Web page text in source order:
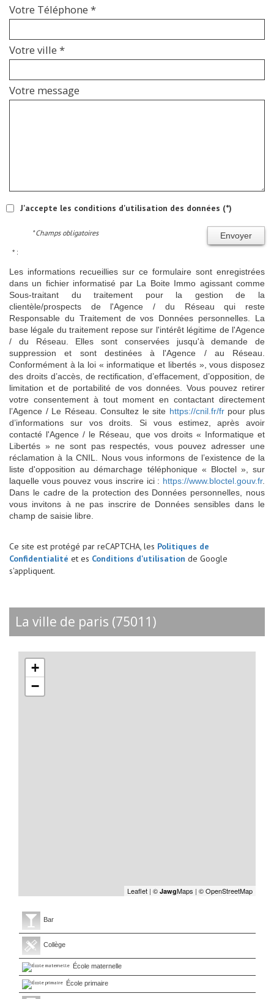
Votre Téléphone *
Votre ville *
Votre message
J'accepte les conditions d'utilisation des données (*)
Envoyer
* Champs obligatoires
* :
Les informations recueillies sur ce formulaire sont enregistrées
dans un fichier informatisé par La Boite Immo agissant comme
Sous-traitant du traitement pour la gestion de la
clientèle/prospects de l'Agence / du Réseau qui reste
Responsable du Traitement de vos Données personnelles. La
base légale du traitement repose sur l'intérêt légitime de l'Agence
/ du Réseau. Elles sont conservées jusqu'à demande de
suppression et sont destinées à l'Agence / au Réseau.
Conformément à la loi « informatique et libertés », vous disposez
des droits d’accès, de rectification, d’effacement, d’opposition, de
limitation et de portabilité de vos données. Vous pouvez retirer
votre consentement à tout moment en contactant directement
l’Agence / Le Réseau. Consultez le site https://cnil.fr/frpour plus
d’informations sur vos droits. Si vous estimez, après avoir
contacté l'Agence / le Réseau, que vos droits « Informatique et
Libertés » ne sont pas respectés, vous pouvez adresser une
réclamation à la CNIL. Nous vous informons de l’existence de la
liste d'opposition au démarchage téléphonique « Bloctel », sur
laquelle vous pouvez vous inscrire ici : https://www.bloctel.gouv.fr.
Dans le cadre de la protection des Données personnelles, nous
vous invitons à ne pas inscrire de Données sensibles dans le
champ de saisie libre.
Ce site est protégé par reCAPTCHA, les Politiques de
Confidentialité et es Conditions d'utilisation de Google
s'appliquent.
la ville de paris (75011)
+
−
Leaflet | © JawgMaps | © OpenStreetMap
Bar
Collège
École maternelle
École primaire